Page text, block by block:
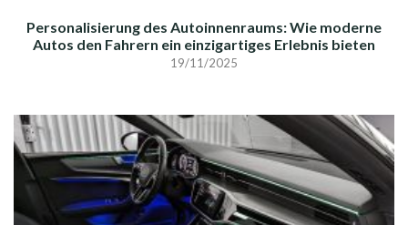
Personalisierung des Autoinnenraums: Wie moderne
Autos den Fahrern ein einzigartiges Erlebnis bieten
19/11/2025